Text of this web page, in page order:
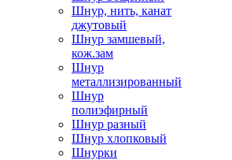
Шнур, нить, канат
джутовый
Шнур замшевый,
кож.зам
Шнур
металлизированный
Шнур
полиэфирный
Шнур разный
Шнур хлопковый
Шнурки